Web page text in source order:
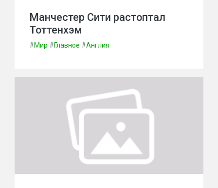
Манчестер Сити растоптал
Тоттенхэм
#Мир #Главное #Англия